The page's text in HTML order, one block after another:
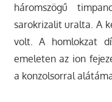
háromszögű
sarokrizalit uralta. A
volt. A homlokzat
emeleten az ion
a konzolsorral